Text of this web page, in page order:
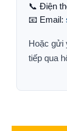
📞 Điện
📧 Email:
Hoặc gửi
tiếp qua